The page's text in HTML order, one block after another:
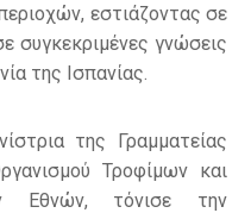
εστιάζοντας σε
συγκεκριμένες γνώσεις
της Ισπανίας.
της Γραμματείας
Τροφίμων και
Εθνών, τόνισε την